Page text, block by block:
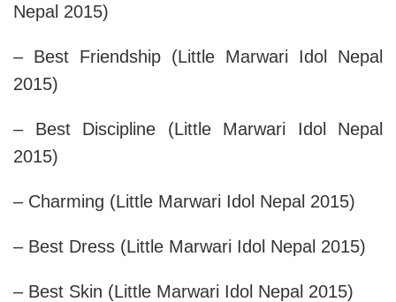
Nepal 2015)
– Best Friendship (Little Marwari Idol Nepal
2015)
– Best Discipline (Little Marwari Idol Nepal
2015)
– Charming (Little Marwari Idol Nepal 2015)
– Best Dress (Little Marwari Idol Nepal 2015)
– Best Skin (Little Marwari Idol Nepal 2015)